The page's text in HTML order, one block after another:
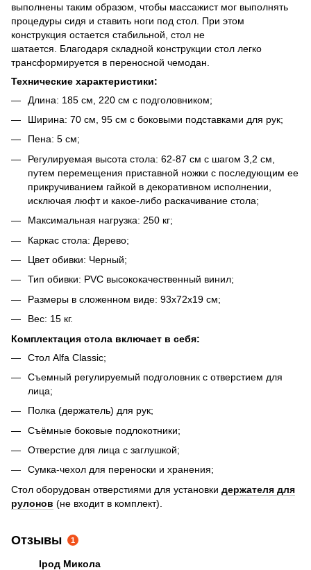
выполнены таким образом, чтобы массажист мог выполнять
процедуры сидя и ставить ноги под стол. При этом
конструкция остается стабильной, стол не
шатается. Благодаря складной конструкции стол легко
трансформируется в переносной чемодан.
Технические характеристики:
Длина: 185 см, 220 см с подголовником;
Ширина: 70 см, 95 см с боковыми подставками для рук;
Пена: 5 см;
Регулируемая высота стола: 62-87 см с шагом 3,2 см,
путем перемещения приставной ножки с последующим ее
прикручиванием гайкой в декоративном исполнении,
исключая люфт и какое-либо раскачивание стола;
Максимальная нагрузка: 250 кг;
Каркас стола: Дерево;
Цвет обивки: Черный;
Тип обивки: PVC высококачественный винил;
Размеры в сложенном виде: 93х72х19 см;
Вес: 15 кг.
Комплектация стола включает в себя:
Стол Alfa Classic;
Съемный регулируемый подголовник с отверстием для
лица;
Полка (держатель) для рук;
Съёмные боковые подлокотники;
Отверстие для лица с заглушкой;
Сумка-чехол для переноски и хранения;
Стол оборудован отверстиями для установки держателя для
рулонов (не входит в комплект).
Отзывы 1
Ірод Микола